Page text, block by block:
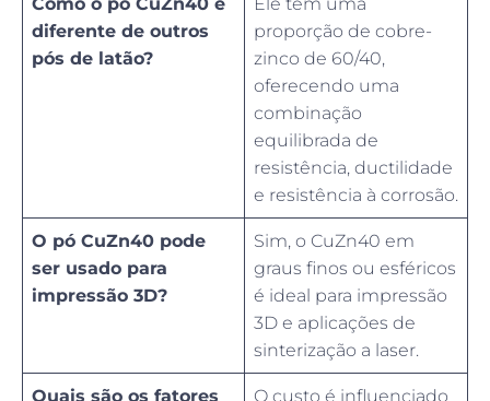
diferente de outros
pós de latão?
proporção de cobre-
zinco de 60/40,
oferecendo uma
combinação
equilibrada de
resistência, ductilidade
e resistência à corrosão.
O pó CuZn40 pode
ser usado para
impressão 3D?
Sim, o CuZn40 em
graus finos ou esféricos
é ideal para impressão
3D e aplicações de
sinterização a laser.
Quais são os fatores
O custo é influenciado